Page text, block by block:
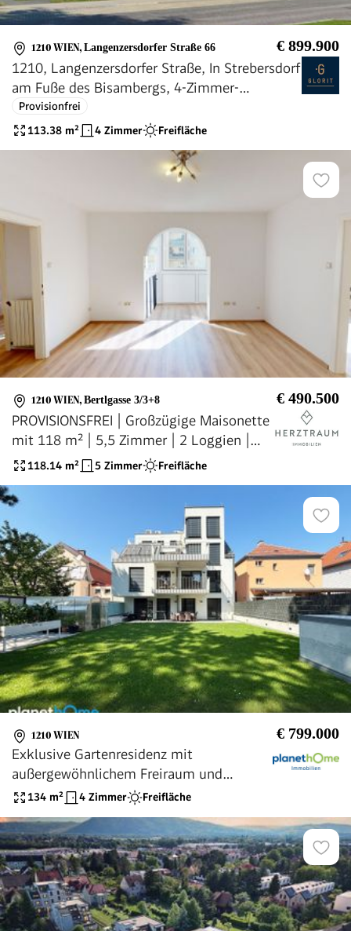
1210 WIEN, Langenzersdorfer Straße 66 € 899.900
1210, Langenzersdorfer Straße, In Strebersdorf
am Fuße des Bisambergs, 4-Zimmer-
Eigentumswohnung mit "Wohnkeller"
Provisionfrei
113.38 m² 4 Zimmer Freifläche
1210 WIEN, Bertlgasse 3/3+8 € 490.500
PROVISIONSFREI | Großzügige Maisonette
mit 118 m² | 5,5 Zimmer | 2 Loggien |
Südseitig
118.14 m² 5 Zimmer Freifläche
1210 WIEN € 799.000
Exklusive Gartenresidenz mit
außergewöhnlichem Freiraum und
hochwertiger Ausstattung
134 m² 4 Zimmer Freifläche